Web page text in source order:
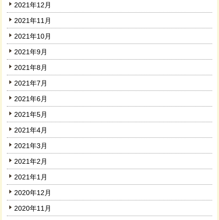
2021年12月
2021年11月
2021年10月
2021年9月
2021年8月
2021年7月
2021年6月
2021年5月
2021年4月
2021年3月
2021年2月
2021年1月
2020年12月
2020年11月